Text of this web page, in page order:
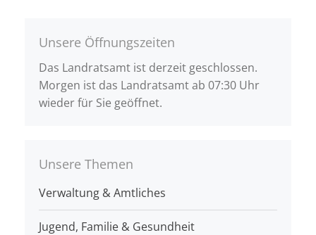
Unsere Öffnungszeiten
Das Landratsamt ist derzeit geschlossen.
Morgen ist das Landratsamt ab 07:30 Uhr
wieder für Sie geöffnet.
Unsere Themen
Verwaltung & Amtliches
Jugend, Familie & Gesundheit